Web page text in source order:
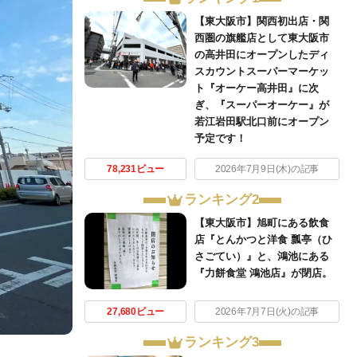
【東大阪市】関西初出店・関
西圏の旗艦店として東大阪市
の高井田にオープンしたディ
スカウントスーパーマーケッ
ト『オーケー高井田』に次
ぎ、『スーパーオーケー』が
若江岩田駅北口前にオープン
予定です！
78,231ビュー 2026年7月9日(木)の記事
ランキング2
【東大阪市】旭町にある飲食
店『とんかつと洋食 瓢亭（ひ
さごてい）』と、鴻池にある
『力餅食堂 鴻池店』が閉店。
27,680ビュー 2026年7月7日(火)の記事
ランキング3